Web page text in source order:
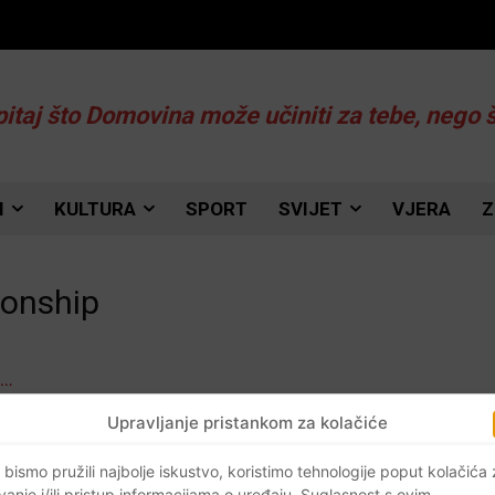
Upravljanje pristankom za kolačiće
bismo pružili najbolje iskustvo, koristimo tehnologije poput kolačića
što Domovina može učiniti za tebe, nego
KULTURA SPORT SVIJET VJERA